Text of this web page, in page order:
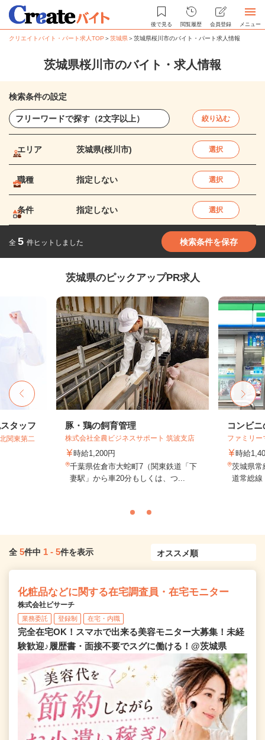
後で見る 閲覧履歴 会員登録 メニュー
クリエイトバイト・パート求人TOP ＞茨城県＞茨城県桜川市のバイト・パート求人情報
茨城県桜川市のバイト・求人情報
検索条件の設定
絞り込む
エリア 茨城県(桜川市) 選択
職種 指定しない 選択
条件 指定しない 選択
全 5 件ヒットしました 検索条件を保存
茨城県のピックアップPR求人
タッフ
関東第二
豚・鶏の飼育管理
株式会社全農ビジネスサポート 筑波支店
時給1,200円
千葉県佐倉市大蛇町7（関東鉄道「下
妻駅」から車20分もしくは、つ...
コンビ
ファミリー
時給
茨城県常
道常総線
全 5件中 1 - 5件を表示
化粧品などに関する在宅調査員・在宅モニター
株式会社ビサーチ
業務委託 登録制 在宅・内職
完全在宅OK！スマホで出来る美容モニター大募集！未経
験歓迎♪履歴書・面接不要でスグに働ける！@茨城県